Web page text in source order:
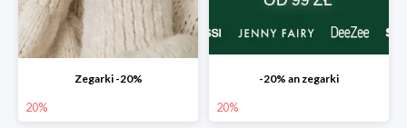
Zegarki -20%
20%
-20% an zegarki
20%